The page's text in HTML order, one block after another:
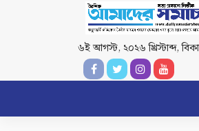
৬ই আগস্ট, ২০২৬ খ্রিস্টাব্দ,